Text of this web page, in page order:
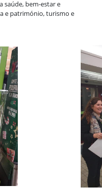
saúde, bem-estar e
e património, turismo e